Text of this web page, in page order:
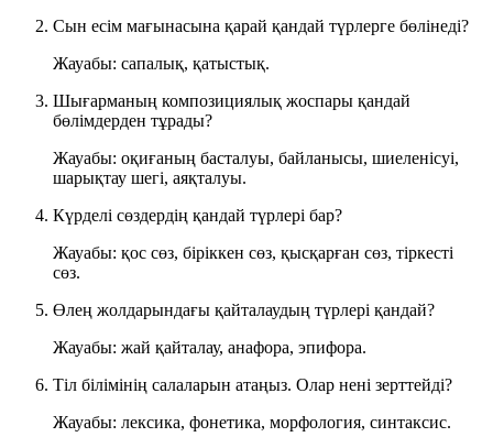
Сын есім мағынасына қарай қандай түрлерге бөлінеді?
Жауабы: сапалық, қатыстық.
Шығарманың композициялық жоспары қандай
бөлімдерден тұрады?
Жауабы: оқиғаның басталуы, байланысы, шиеленісуі,
шарықтау шегі, аяқталуы.
Күрделі сөздердің қандай түрлері бар?
Жауабы: қос сөз, біріккен сөз, қысқарған сөз, тіркесті
сөз.
Өлең жолдарындағы қайталаудың түрлері қандай?
Жауабы: жай қайталау, анафора, эпифора.
Тіл білімінің салаларын атаңыз. Олар нені зерттейді?
Жауабы: лексика, фонетика, морфология, синтаксис.